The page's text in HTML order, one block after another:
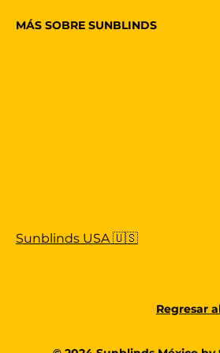
MÁS SOBRE SUNBLINDS
Sunblinds USA 🇺🇸
Regresar